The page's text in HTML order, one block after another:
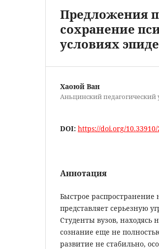
Предложения
сохранение
условиях
Хаоюй Ван
Аньцинский педагогический
DOI: https://doi.org/10.33910/
Аннотация
Быстрое
представляет серьезную
Студенты вузов, находясь
сознание еще не
развитие не стабильно,